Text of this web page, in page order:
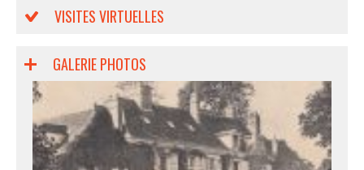
VISITES VIRTUELLES
GALERIE PHOTOS